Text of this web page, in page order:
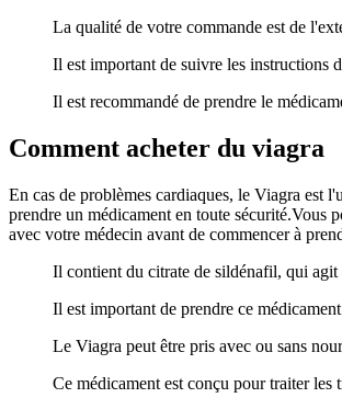
La qualité de votre commande est de
Il est important de suivre les instructions
Il est recommandé de prendre le
Comment acheter du viagra
En cas de problèmes cardiaques, le Viagra est
prendre un médicament en toute sécurité.Vous
avec votre médecin avant de commencer à
Il contient du citrate de sildénafil, qui agit
Il est important de prendre ce
Le Viagra peut être pris avec ou sans
Ce médicament est conçu pour traiter les